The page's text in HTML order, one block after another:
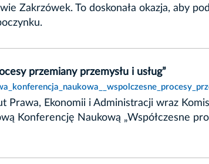
Zakrzówek. To doskonała okazja, aby
przemiany przemysłu i usług”
Ekonomii i Administracji wraz
Konferencję Naukową „Współczesne